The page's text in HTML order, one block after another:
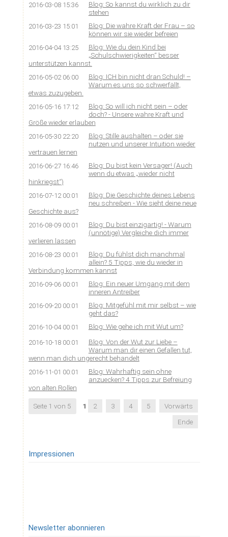
2016-03-08 15:36
Blog: So kannst du wirklich zu dir
stehen
2016-03-23 15:01
Blog: Die wahre Kraft der Frau – so
können wir sie wieder befreien
2016-04-04 13:25
Blog: Wie du dein Kind bei
„Schulschwierigkeiten“ besser
unterstützen kannst.
2016-05-02 06:00
Blog: ICH bin nicht dran Schuld! –
Warum es uns so schwerfällt,
etwas zuzugeben.
2016-05-16 17:12
Blog: So will ich nicht sein – oder
doch? - Unsere wahre Kraft und
Größe wieder erlauben
2016-05-30 22:20
Blog: Stille aushalten – oder sie
nutzen und unserer Intuition wieder
vertrauen lernen
2016-06-27 16:46
Blog: Du bist kein Versager! (Auch
wenn du etwas „wieder nicht
hinkriegst“)
2016-07-12 00:01
Blog: Die Geschichte deines Lebens
neu schreiben - Wie sieht deine neue
Geschichte aus?
2016-08-09 00:01
Blog: Du bist einzigartig! - Warum
(unnötige) Vergleiche dich immer
verlieren lassen
2016-08-23 00:01
Blog: Du fühlst dich manchmal
allein? 5 Tipps, wie du wieder in
Verbindung kommen kannst
2016-09-06 00:01
Blog: Ein neuer Umgang mit dem
inneren Antreiber
2016-09-20 00:01
Blog: Mitgefühl mit mir selbst – wie
geht das?
2016-10-04 00:01 Blog: Wie gehe ich mit Wut um?
2016-10-18 00:01
Blog: Von der Wut zur Liebe –
Warum man dir einen Gefallen tut,
wenn man dich ungerecht behandelt
2016-11-01 00:01
Blog: Wahrhaftig sein ohne
anzuecken? 4 Tipps zur Befreiung
von alten Rollen
Seite 1 von 5 1 2 3 4 5
Vorwärts
Ende
Impressionen
Newsletter abonnieren